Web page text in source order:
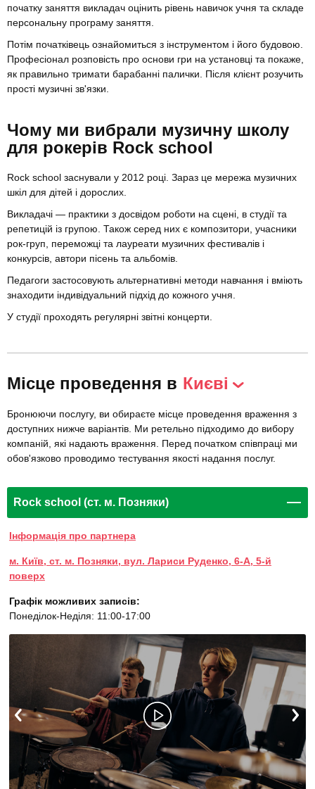
початку заняття викладач оцінить рівень навичок учня та складе
персональну програму заняття.
Потім початківець ознайомиться з інструментом і його будовою.
Професіонал розповість про основи гри на установці та покаже,
як правильно тримати барабанні палички. Після клієнт розучить
прості музичні зв'язки.
Чому ми вибрали музичну школу
для рокерів Rock schоol
Rock school заснували у 2012 році. Зараз це мережа музичних
шкіл для дітей і дорослих.
Викладачі — практики з досвідом роботи на сцені, в студії та
репетицій із групою. Також серед них є композитори, учасники
рок-груп, переможці та лауреати музичних фестивалів і
конкурсів, автори пісень та альбомів.
Педагоги застосовують альтернативні методи навчання і вміють
знаходити індивідуальний підхід до кожного учня.
У студії проходять регулярні звітні концерти.
Місце проведення в Києві
Бронюючи послугу, ви обираєте місце проведення враження з
доступних нижче варіантів. Ми ретельно підходимо до вибору
компаній, які надають враження. Перед початком співпраці ми
обов'язково проводимо тестування якості надання послуг.
Rock schоol (ст. м. Позняки)
Інформація про партнера
м. Київ, ст. м. Позняки, вул. Лариси Руденко, 6-А, 5-й
поверх
Графік можливих записів:
Понеділок-Неділя: 11:00-17:00